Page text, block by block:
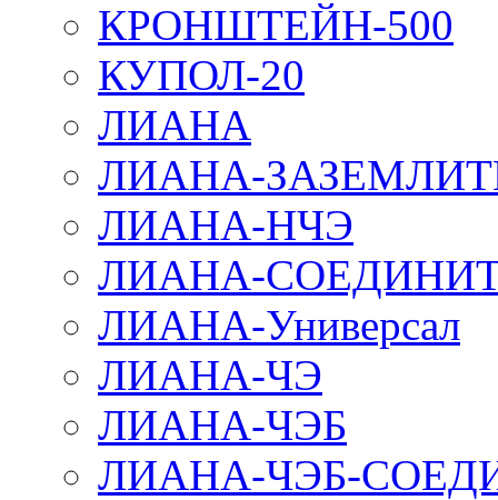
КРОНШТЕЙН-500
КУПОЛ-20
ЛИАНА
ЛИАНА-
ЛИАНА-НЧЭ
ЛИАНА-
ЛИАНА-Универсал
ЛИАНА-ЧЭ
ЛИАНА-ЧЭБ
ЛИАНА-ЧЭБ-